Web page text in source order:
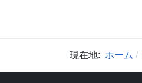
現在地: ホーム